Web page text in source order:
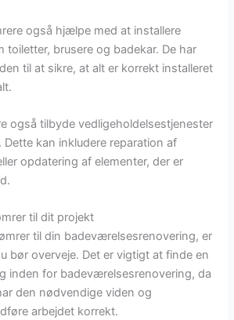
også hjælpe med at installere
toiletter, brusere og badekar. De har
til at sikre, at alt er korrekt installeret
også tilbyde vedligeholdelsestjenester
kan inkludere reparation af
opdatering af elementer, der er
til dit projekt
til din badeværelsesrenovering, er
bør overveje. Det er vigtigt at finde en
inden for badeværelsesrenovering, da
den nødvendige viden og
arbejdet korrekt.